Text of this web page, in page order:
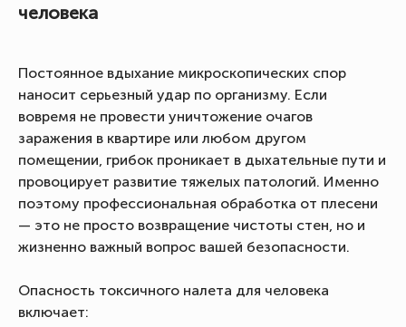
человека
Постоянное вдыхание микроскопических спор
наносит серьезный удар по организму. Если
вовремя не провести уничтожение очагов
заражения в квартире или любом другом
помещении, грибок проникает в дыхательные пути и
провоцирует развитие тяжелых патологий. Именно
поэтому профессиональная обработка от плесени
— это не просто возвращение чистоты стен, но и
жизненно важный вопрос вашей безопасности.
Опасность токсичного налета для человека
включает: